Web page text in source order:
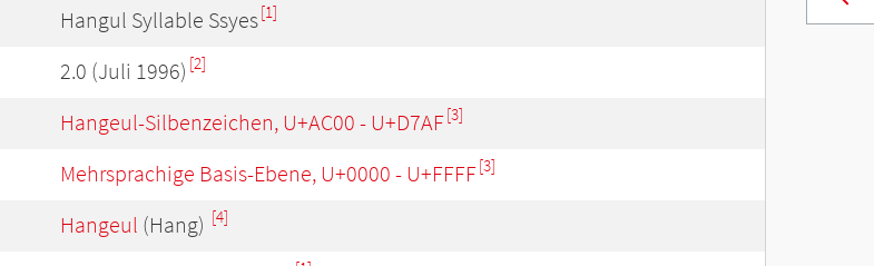
Hangul Syllable Ssyes[1]
2.0 (Juli 1996) [2]
Hangeul-Silbenzeichen, U+AC00 - U+D7AF[3]
Mehrsprachige Basis-Ebene, U+0000 - U+FFFF[3]
Hangeul (Hang) [4]